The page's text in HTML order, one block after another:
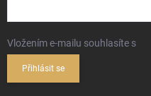
Vložením e-mailu souhlasíte s
Přihlásit se